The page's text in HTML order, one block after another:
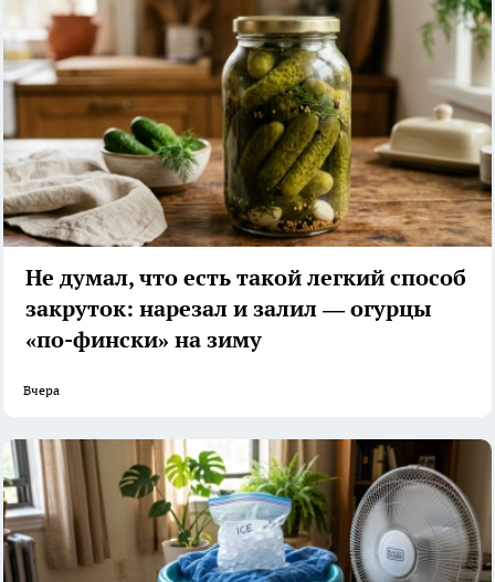
Не думал, что есть такой легкий способ
закруток: нарезал и залил — огурцы
«по-фински» на зиму
Вчера